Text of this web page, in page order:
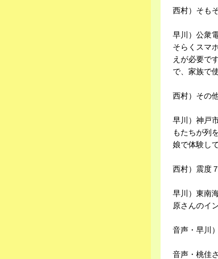
西村）そも
早川）公衆
そらくスマ
えが必要で
で、家族で
西村）その
早川）神戸
もたちが列
娘で体験し
西村）震度
早川）東南
原さんのイ
音声・早川
音声・桃佳